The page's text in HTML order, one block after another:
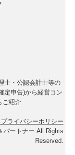
士・公認会計士等の
定申告)から経営コン
ご紹介
ライバシーポリシー
ートナー All Rights
Reserved.